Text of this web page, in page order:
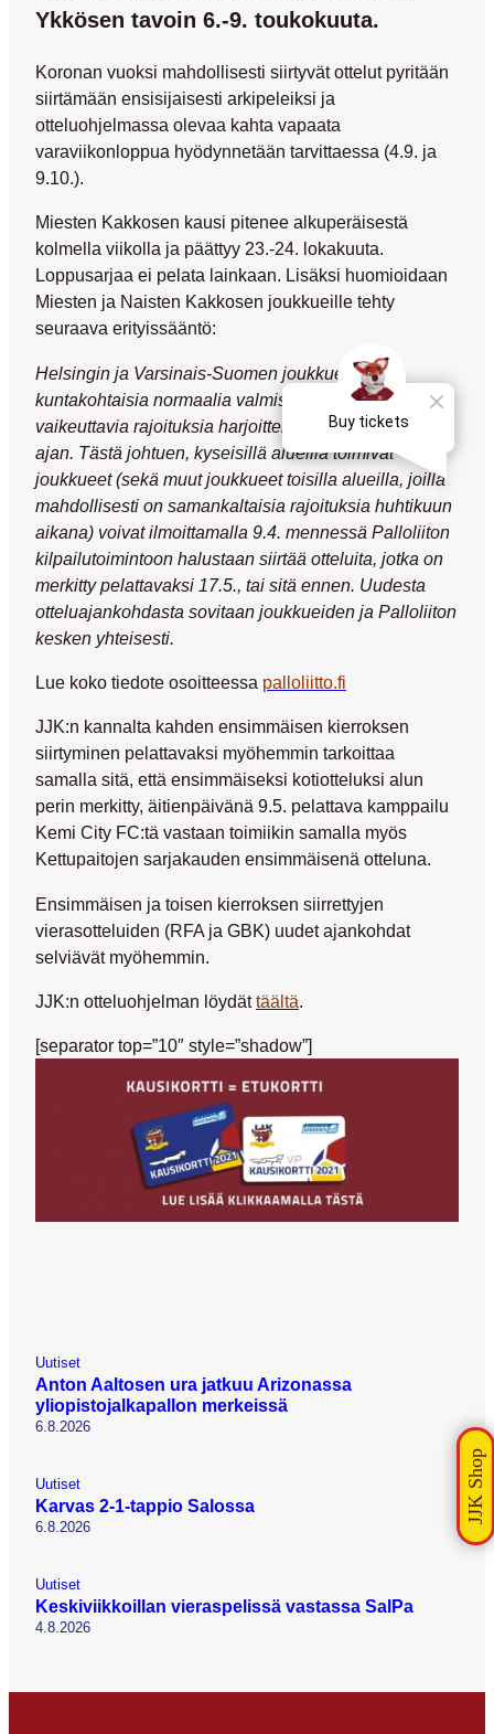
Ykkösen tavoin 6.-9. toukokuuta.
Koronan vuoksi mahdollisesti siirtyvät ottelut pyritään
siirtämään ensisijaisesti arkipeleiksi ja
otteluohjelmassa olevaa kahta vapaata
varaviikonloppua hyödynnetään tarvittaessa (4.9. ja
9.10.).
Miesten Kakkosen kausi pitenee alkuperäisestä
kolmella viikolla ja päättyy 23.-24. lokakuuta.
Loppusarjaa ei pelata lainkaan. Lisäksi huomioidaan
Miesten ja Naisten Kakkosen joukkueille tehty
seuraava erityissääntö:
Helsingin ja Varsinais-Suomen joukkueilla on
kuntakohtaisia normaalia valmistautumista
vaikeuttavia rajoituksia harjoitteluun liittyen huhtikuun
ajan. Tästä johtuen, kyseisillä alueilla toimivat
joukkueet (sekä muut joukkueet toisilla alueilla, joilla
mahdollisesti on samankaltaisia rajoituksia huhtikuun
aikana) voivat ilmoittamalla 9.4. mennessä Palloliiton
kilpailutoimintoon halustaan siirtää otteluita, jotka on
merkitty pelattavaksi 17.5., tai sitä ennen. Uudesta
otteluajankohdasta sovitaan joukkueiden ja Palloliiton
kesken yhteisesti.
Lue koko tiedote osoitteessa palloliitto.fi
JJK:n kannalta kahden ensimmäisen kierroksen
siirtyminen pelattavaksi myöhemmin tarkoittaa
samalla sitä, että ensimmäiseksi kotiotteluksi alun
perin merkitty, äitienpäivänä 9.5. pelattava kamppailu
Kemi City FC:tä vastaan toimiikin samalla myös
Kettupaitojen sarjakauden ensimmäisenä otteluna.
Ensimmäisen ja toisen kierroksen siirrettyjen
vierasotteluiden (RFA ja GBK) uudet ajankohdat
selviävät myöhemmin.
JJK:n otteluohjelman löydättäältä.
[separator top=”10″ style=”shadow”]
Uutiset
Anton Aaltosen ura jatkuu Arizonassa
yliopistojalkapallon merkeissä
6.8.2026
Uutiset
Karvas 2-1-tappio Salossa
6.8.2026
Uutiset
Keskiviikkoillan vieraspelissä vastassa SalPa
4.8.2026